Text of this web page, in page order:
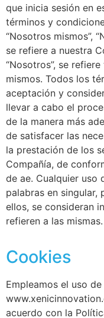
que inicia sesión en
términos y
“Nosotros mismos”,
se refiere a nuestra
“Nosotros”, se
mismos. Todos los
aceptación y
llevar a cabo el
de la manera más
de satisfacer las
la prestación de los
Compañía, de
de ae. Cualquier uso
palabras en singular,
ellos, se consideran
refieren a las mismas.
Cookies
Empleamos el uso
acuerdo con la